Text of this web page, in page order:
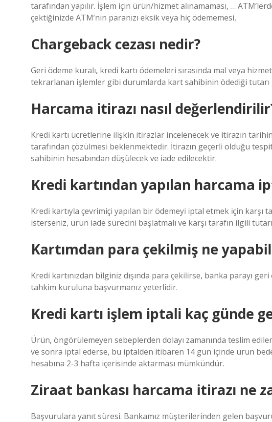
tarafından yapılır. İşlem için ürün/hizmet alınamaması, …
çektiğinizde ATM’nin paranızı eksik veya hiç ödememesi,
Chargeback cezası nedir?
Geri ödeme kuralı, kredi kartı ödemeleri sırasında mal veya
tekrarlanan işlemler gibi durumlarda kart sahibinin ödediği
Harcama itirazı nasıl
Kredi kartı ücretlerine ilişkin itirazlar incelenecek ve itirazın
tarafından çözülmesi beklenmektedir. İtirazın geçerli olduğu
sahibinin hesabından düşülecek ve iade edilecektir.
Kredi kartından yapılan harcama
Kredi kartıyla çevrimiçi yapılan bir ödemeyi iptal etmek için karşı
isterseniz, ürün iade sürecini başlatmalı ve karşı tarafın ilgili
Kartımdan para çekilmiş ne
Kredi kartınızdan bilginiz dışında para çekilirse, banka parayı
tahkim kuruluna başvurmanız yeterlidir.
Kredi kartı işlem iptali kaç günde
Ürün, öngörülemeyen sebeplerden dolayı zamanında teslim
ve sonra iptal ederse, bu iptalden itibaren 14 gün içinde ürün
hesabına 2-3 hafta içerisinde aktarması mümkündür.
Ziraat bankası harcama itirazı ne
Başvurulara yanıt süresi. Bankamız müşterilerinden gelen